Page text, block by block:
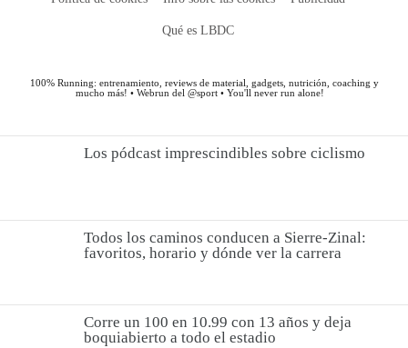
Los pódcast imprescindibles sobre ciclismo
Todos los caminos conducen a Sierre-Zinal:
favoritos, horario y dónde ver la carrera
Corre un 100 en 10.99 con 13 años y deja
boquiabierto a todo el estadio